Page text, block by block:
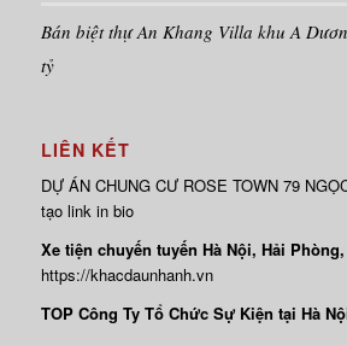
Bán biệt thự An Khang Villa khu A
tỷ
LIÊN KẾT
DỰ ÁN CHUNG CƯ ROSE TOWN79
tạo link in bio
Xe tiện chuyến tuyến Hà Nội, Hải
https://khacdaunhanh.vn
TOP Công Ty Tổ Chức Sự Kiện tại Hà